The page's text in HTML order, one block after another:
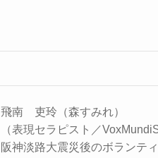
飛南 吏玲（森すみれ）
（表現セラピスト／
阪神淡路大震災後のボランテ